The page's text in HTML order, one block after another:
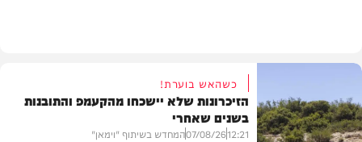
כשהאש בוערת!
הזיכרונות שלא יישכחו מהקעמפ והתובנות
בשנים שאחרי
12:21
07/08/26המחדש בשיתוף "וימאן"